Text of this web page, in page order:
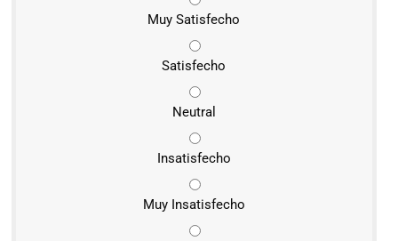
Muy Satisfecho
Satisfecho
Neutral
Insatisfecho
Muy Insatisfecho